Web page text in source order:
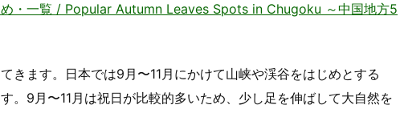
・一覧 / Popular Autumn Leaves Spots in Chugoku ～中国地方5
きます。日本では9月〜11月にかけて山峡や渓谷をはじめとする
。9月〜11月は祝日が比較的多いため、少し足を伸ばして大自然を